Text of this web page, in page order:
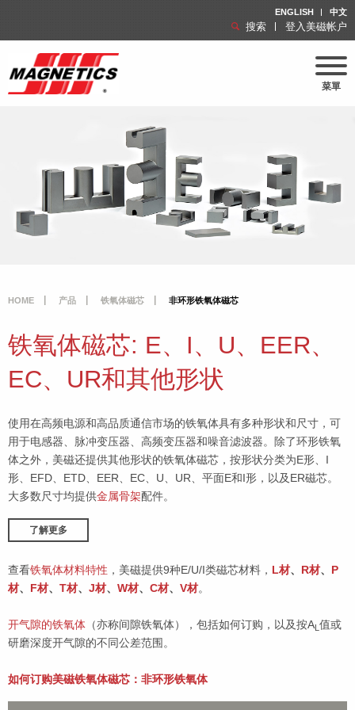
ENGLISH 中文
搜索 登入美磁帐户
菜單
HOME 产品 铁氧体磁芯 非环形铁氧体磁芯
铁氧体磁芯: E、I、U、EER、
EC、UR和其他形状
使用在高频电源和高品质通信市场的铁氧体具有多种形状和尺寸，可
用于电感器、脉冲变压器、高频变压器和噪音滤波器。除了环形铁氧
体之外，美磁还提供其他形状的铁氧体磁芯，按形状分类为E形、I
形、EFD、ETD、EER、EC、U、UR、平面E和I形，以及ER磁芯。
大多数尺寸均提供金属骨架配件。
了解更多
查看铁氧体材料特性 ，美磁提供9种E/U/I类磁芯材料， L材、 R材、 P
材、 F材、 T材、 J材、 W材、 C材、 V材。
开气隙的铁氧体 （亦称间隙铁氧体），包括如何订购，以及按AL 值或
研磨深度开气隙的不同公差范围。
如何订购美磁铁氧体磁芯：非环形铁氧体